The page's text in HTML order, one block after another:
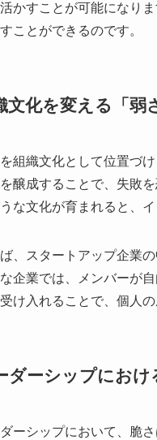
かすことが可能になり
ことができるのです。
文化を変える「弱
組織文化として位置づ
醸成することで、失敗
な文化が育まれると、
、スタートアップ企業
企業では、メンバーが
け入れることで、個人
ダーシップにおけ
ーシップにおいて、脆